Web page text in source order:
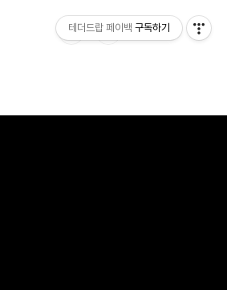
테더드랍 페이백 구독하기